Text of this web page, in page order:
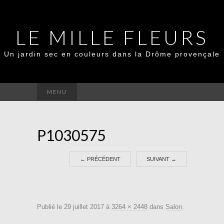
LE MILLE FLEURS
Un jardin sec en couleurs dans la Drôme provençale
MENU
P1030575
← PRÉCÉDENT SUIVANT →
Publié le 29 juillet 2017 à 3264 × 2448 dans Salon.